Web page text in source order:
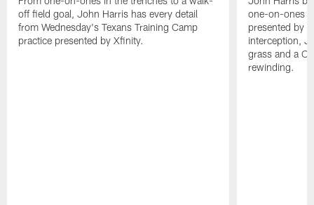
off field goal, John Harris has every detail
from Wednesday's Texans Training Camp
practice presented by Xfinity.
one-on-ones
presented by
interception,
grass and a
rewinding.